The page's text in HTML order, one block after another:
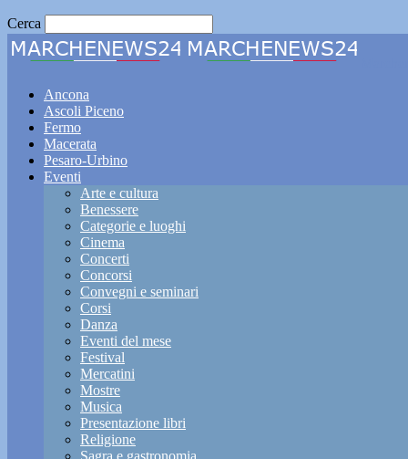
Cerca
Ancona
Ascoli Piceno
Fermo
Macerata
Pesaro-Urbino
Eventi
Arte e cultura
Benessere
Categorie e luoghi
Cinema
Concerti
Concorsi
Convegni e seminari
Corsi
Danza
Eventi del mese
Festival
Mercatini
Mostre
Musica
Presentazione libri
Religione
Sagra e gastronomia